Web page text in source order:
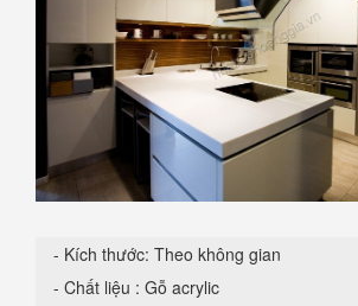
- Kích thước: Theo không gian
- Chất liệu : Gỗ acrylic